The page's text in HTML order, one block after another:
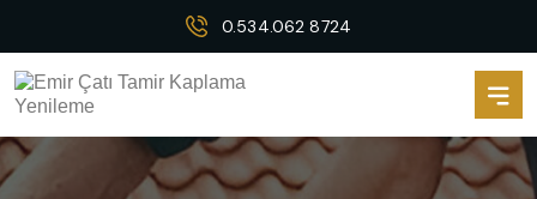
0.534.062 8724